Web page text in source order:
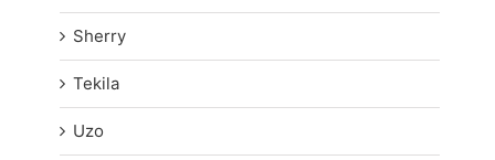
Sherry
Tekila
Uzo